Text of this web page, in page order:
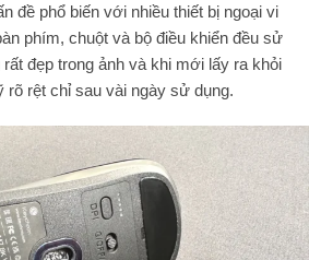
đề phổ biến với nhiều thiết bị ngoại vi
phím, chuột và bộ điều khiển đều sử
đẹp trong ảnh và khi mới lấy ra khỏi
rõ rệt chỉ sau vài ngày sử dụng.